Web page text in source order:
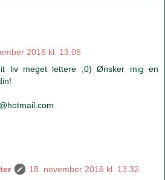
2016 kl. 13.05
liv meget lettere ;0) Ønsker mig en
18. november 2016 kl. 13.32